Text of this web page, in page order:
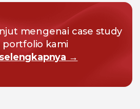
mengenai case study
portfolio kami
→